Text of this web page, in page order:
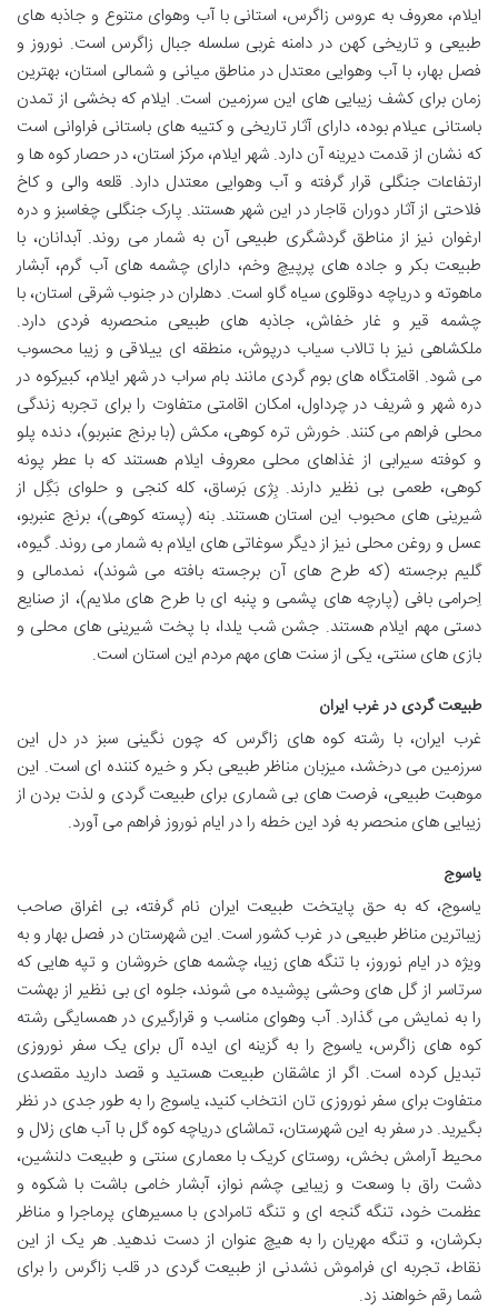
ایلام، معروف به عروس زاگرس، استانی با آب وهوای متنوع و جاذبه های
طبیعی و تاریخی کهن در دامنه غربی سلسله جبال زاگرس است. نوروز و
فصل بهار، با آب وهوایی معتدل در مناطق میانی و شمالی استان، بهترین
زمان برای کشف زیبایی های این سرزمین است. ایلام که بخشی از تمدن
باستانی عیلام بوده، دارای آثار تاریخی و کتیبه های باستانی فراوانی است
که نشان از قدمت دیرینه آن دارد. شهر ایلام، مرکز استان، در حصار کوه ها و
ارتفاعات جنگلی قرار گرفته و آب وهوایی معتدل دارد. قلعه والی و کاخ
فلاحتی از آثار دوران قاجار در این شهر هستند. پارک جنگلی چغاسبز و دره
ارغوان نیز از مناطق گردشگری طبیعی آن به شمار می روند. آبدانان، با
طبیعت بکر و جاده های پرپیچ وخم، دارای چشمه های آب گرم، آبشار
ماهوته و دریاچه دوقلوی سیاه گاو است. دهلران در جنوب شرقی استان، با
چشمه قیر و غار خفاش، جاذبه های طبیعی منحصربه فردی دارد.
ملکشاهی نیز با تالاب سیاب درپوش، منطقه ای ییلاقی و زیبا محسوب
می شود. اقامتگاه های بوم گردی مانند بام سراب در شهر ایلام، کبیرکوه در
دره شهر و شریف در چرداول، امکان اقامتی متفاوت را برای تجربه زندگی
محلی فراهم می کنند. خورش تره کوهی، مکش (با برنج عنبربو)، دنده پلو
و کوفته سیرابی از غذاهای محلی معروف ایلام هستند که با عطر پونه
کوهی، طعمی بی نظیر دارند. بِژی بَرساق، کله کنجی و حلوای بَگِل از
شیرینی های محبوب این استان هستند. بنه (پسته کوهی)، برنج عنبربو،
عسل و روغن محلی نیز از دیگر سوغاتی های ایلام به شمار می روند. گیوه،
گلیم برجسته (که طرح های آن برجسته بافته می شوند)، نمدمالی و
اِحرامی بافی (پارچه های پشمی و پنبه ای با طرح های ملایم)، از صنایع
دستی مهم ایلام هستند. جشن شب یلدا، با پخت شیرینی های محلی و
بازی های سنتی، یکی از سنت های مهم مردم این استان است.
طبیعت گردی در غرب ایران
غرب ایران، با رشته کوه های زاگرس که چون نگینی سبز در دل این
سرزمین می درخشد، میزبان مناظر طبیعی بکر و خیره کننده ای است. این
موهبت طبیعی، فرصت های بی شماری برای طبیعت گردی و لذت بردن از
زیبایی های منحصر به فرد این خطه را در ایام نوروز فراهم می آورد.
یاسوج
یاسوج، که به حق پایتخت طبیعت ایران نام گرفته، بی اغراق صاحب
زیباترین مناظر طبیعی در غرب کشور است. این شهرستان در فصل بهار و به
ویژه در ایام نوروز، با تنگه های زیبا، چشمه های خروشان و تپه هایی که
سرتاسر از گل های وحشی پوشیده می شوند، جلوه ای بی نظیر از بهشت
را به نمایش می گذارد. آب وهوای مناسب و قرارگیری در همسایگی رشته
کوه های زاگرس، یاسوج را به گزینه ای ایده آل برای یک سفر نوروزی
تبدیل کرده است. اگر از عاشقان طبیعت هستید و قصد دارید مقصدی
متفاوت برای سفر نوروزی تان انتخاب کنید، یاسوج را به طور جدی در نظر
بگیرید. در سفر به این شهرستان، تماشای دریاچه کوه گل با آب های زلال و
محیط آرامش بخش، روستای کریک با معماری سنتی و طبیعت دلنشین،
دشت راق با وسعت و زیبایی چشم نواز، آبشار خامی باشت با شکوه و
عظمت خود، تنگه گنجه ای و تنگه تامرادی با مسیرهای پرماجرا و مناظر
بکرشان، و تنگه مهریان را به هیچ عنوان از دست ندهید. هر یک از این
نقاط، تجربه ای فراموش نشدنی از طبیعت گردی در قلب زاگرس را برای
شما رقم خواهند زد.